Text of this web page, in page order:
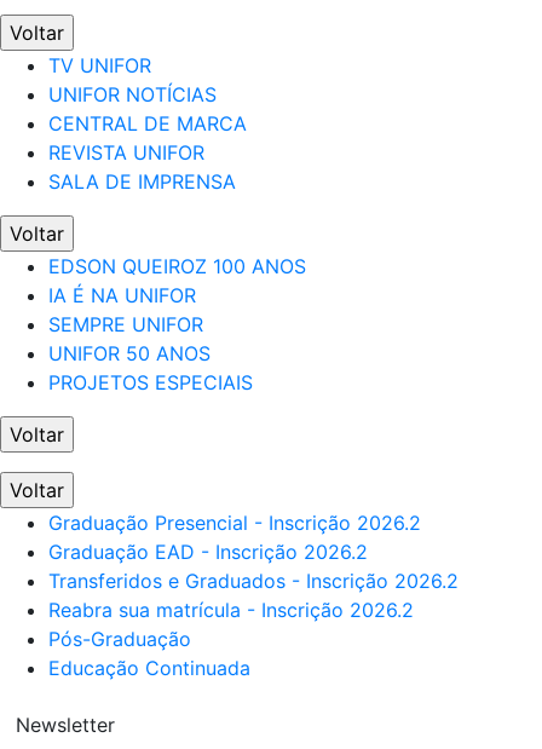
Voltar
TV UNIFOR
UNIFOR NOTÍCIAS
CENTRAL DE MARCA
REVISTA UNIFOR
SALA DE IMPRENSA
Voltar
EDSON QUEIROZ 100 ANOS
IA É NA UNIFOR
SEMPRE UNIFOR
UNIFOR 50 ANOS
PROJETOS ESPECIAIS
Voltar
Voltar
Graduação Presencial - Inscrição 2026.2
Graduação EAD - Inscrição 2026.2
Transferidos e Graduados - Inscrição 2026.2
Reabra sua matrícula - Inscrição 2026.2
Pós-Graduação
Educação Continuada
Newsletter